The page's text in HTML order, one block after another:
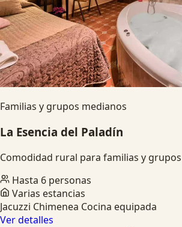
Familias y grupos medianos
La Esencia del Paladín
Comodidad rural para familias y
Hasta 6 personas
Varias estancias
Jacuzzi Chimenea Cocina equipada
Ver detalles